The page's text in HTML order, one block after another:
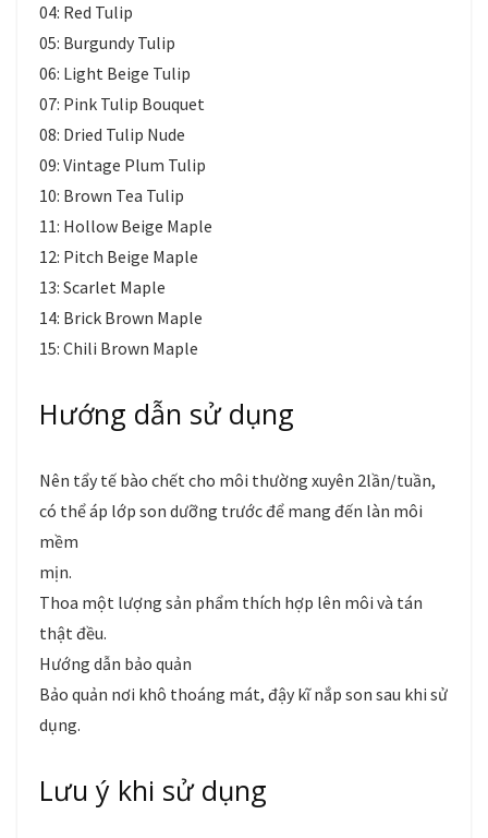
04: Red Tulip
05: Burgundy Tulip
06: Light Beige Tulip
07: Pink Tulip Bouquet
08: Dried Tulip Nude
09: Vintage Plum Tulip
10: Brown Tea Tulip
11: Hollow Beige Maple
12: Pitch Beige Maple
13: Scarlet Maple
14: Brick Brown Maple
15: Chili Brown Maple
Hướng dẫn sử dụng
Nên tẩy tế bào chết cho môi thường xuyên 2lần/tuần,
có thể áp lớp son dưỡng trước để mang đến làn môi
mềm
mịn.
Thoa một lượng sản phẩm thích hợp lên môi và tán
thật đều.
Hướng dẫn bảo quản
Bảo quản nơi khô thoáng mát, đậy kĩ nắp son sau khi sử
dụng.
Lưu ý khi sử dụng